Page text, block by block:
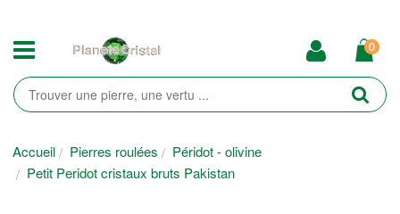
0
Accueil Pierres roulées
Péridot - olivine
Petit Peridot cristaux bruts Pakistan